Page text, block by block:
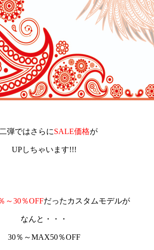
弾ではさらにSALE価格が
UPしちゃいます!!!
～30％OFFだったカスタムモデルが
なんと・・・
30％～MAX50％OFF